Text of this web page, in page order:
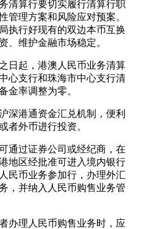
算行要切实履行清算行职
管理方案和风险应对预案。
执行好现有的双边本币互换
、维护金融市场稳定。
起，港澳人民币业务清算
心支行和珠海市中心支行清
金率调整为零。
港通资金汇兑机制，便利
者外币进行投资。
过证券公司或经纪商，在
地区经批准可进入境内银行
民币业务参加行，办理外汇
，并纳入人民币购售业务管
理人民币购售业务时，应